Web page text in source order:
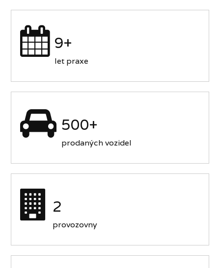
9+
let praxe
500+
prodaných vozidel
2
provozovny